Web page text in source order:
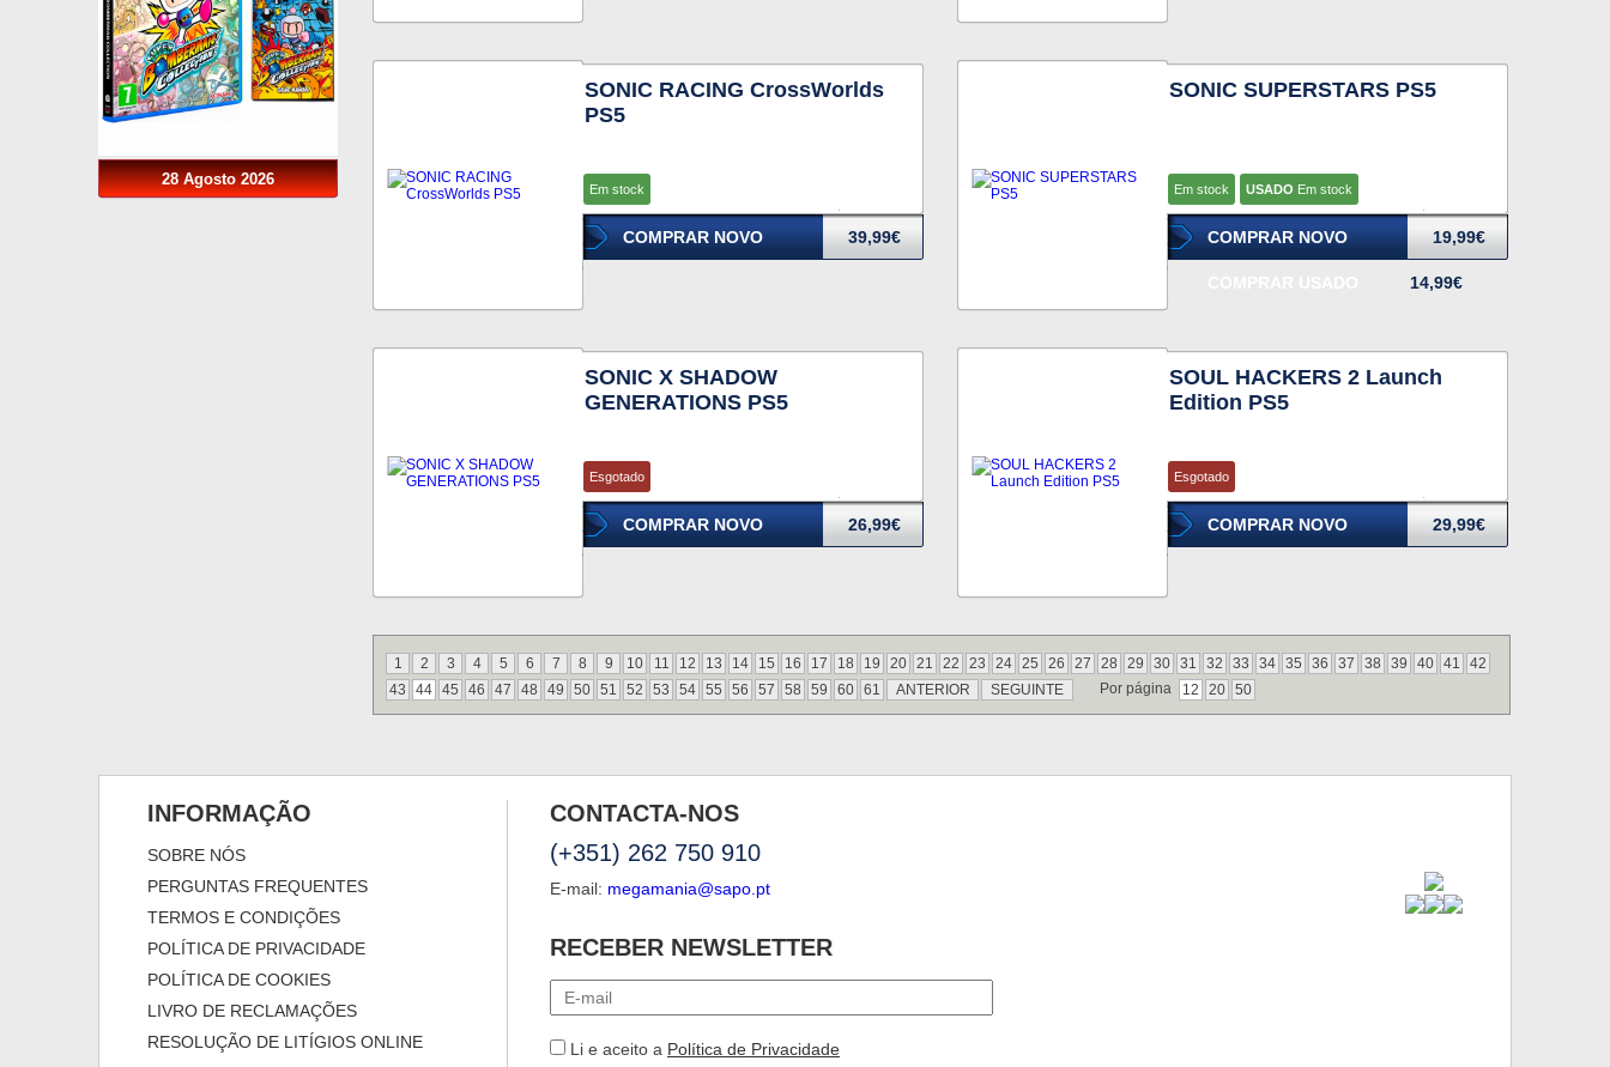
28 Agosto 2026
SONIC RACING CrossWorlds
PS5
Em stock
COMPRAR NOVO 39,99€
SONIC SUPERSTARS PS5
Em stock USADO Em stock
COMPRAR NOVO 19,99€
14,99€
SONIC X SHADOW
GENERATIONS PS5
Esgotado
COMPRAR NOVO 26,99€
SOUL HACKERS 2 Launch
Edition PS5
Esgotado
COMPRAR NOVO 29,99€
1 2 3 4 5 6 7 8 9 10 11 12 13 14 15 16 17 18 19 20 21 22 23 24 25 26 27 28 29 30 31 32 33 34 35 36 37 38 39 40 41
42
43
44 45 46 47 48 49 50 51 52 53 54 55 56 57 58 59 60 61 ANTERIOR SEGUINTE Por página 12 20 50
INFORMAÇÃO
SOBRE NÓS
PERGUNTAS FREQUENTES
TERMOS E CONDIÇÕES
POLÍTICA DE PRIVACIDADE
POLÍTICA DE COOKIES
LIVRO DE RECLAMAÇÕES
RESOLUÇÃO DE LITÍGIOS ONLINE
CONTACTA-NOS
(+351) 262 750 910
E-mail: megamania@sapo.pt
RECEBER NEWSLETTER
Li e aceito a Política de Privacidade